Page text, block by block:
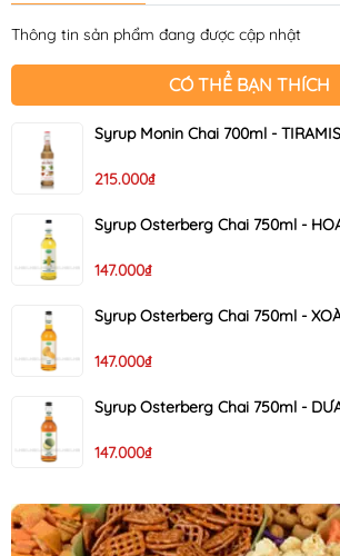
Thông tin sản phẩm đang được cập nhật
CÓ THỂ BẠN THÍCH
Syrup Monin Chai 700ml -
215.000₫
Syrup Osterberg Chai 750ml -
147.000₫
Syrup Osterberg Chai 750ml -
147.000₫
Syrup Osterberg Chai 750ml -
147.000₫